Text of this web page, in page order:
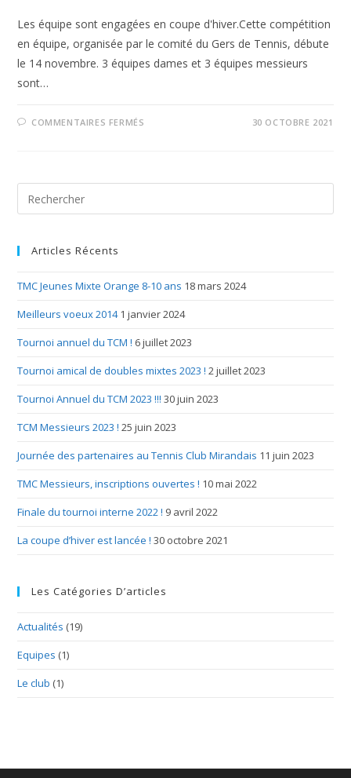
Les équipe sont engagées en coupe d'hiver.Cette compétition
en équipe, organisée par le comité du Gers de Tennis, débute
le 14 novembre. 3 équipes dames et 3 équipes messieurs
sont…
COMMENTAIRES FERMÉS 30 OCTOBRE 2021
Articles Récents
TMC Jeunes Mixte Orange 8-10 ans 18 mars 2024
Meilleurs voeux 20141 janvier 2024
Tournoi annuel du TCM ! 6 juillet 2023
Tournoi amical de doubles mixtes 2023 ! 2 juillet 2023
Tournoi Annuel du TCM 2023 !!! 30 juin 2023
TCM Messieurs 2023 ! 25 juin 2023
Journée des partenaires au Tennis Club Mirandais 11 juin 2023
TMC Messieurs, inscriptions ouvertes ! 10 mai 2022
Finale du tournoi interne 2022 ! 9 avril 2022
La coupe d’hiver est lancée ! 30 octobre 2021
Les Catégories D’articles
Actualités (19)
Equipes (1)
Le club (1)